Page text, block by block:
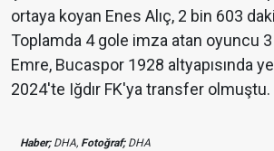
ortaya koyan Enes Alıç, 2 bin 603
Toplamda 4 gole imza atan oyuncu 3
Emre, Bucaspor 1928 altyapısında
2024'te Iğdır FK'ya transfer olmuştu.
Haber;DHA, Fotoğraf;DHA